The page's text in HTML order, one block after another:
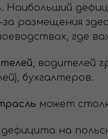
. Наибольший
за размещения
где
, водителей
бухгалтеров.
может
дефицита на